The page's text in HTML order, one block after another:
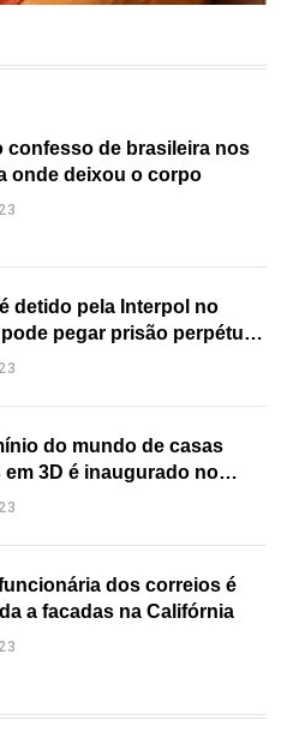
confesso de brasileira nos
onde deixou o corpo
detido pela Interpol no
pode pegar prisão perpétua
do mundo de casas
em 3D é inaugurado no
dos correios é
a facadas na Califórnia